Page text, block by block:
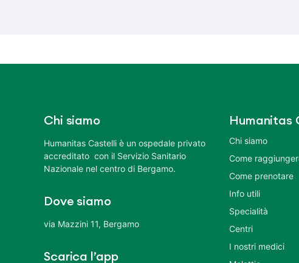
Chi siamo
Humanitas Castelli è un ospedale privato
accreditato con il Servizio Sanitario
Nazionale nel centro di Bergamo.
Dove siamo
via Mazzini 11, Bergamo
Scarica l’app
Humanitas
Chi siamo
Come
Come prenotare
Info utili
Specialità
Centri
I nostri medici